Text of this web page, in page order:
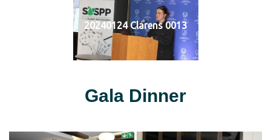
20240124 Clarens 0013
Gala Dinner